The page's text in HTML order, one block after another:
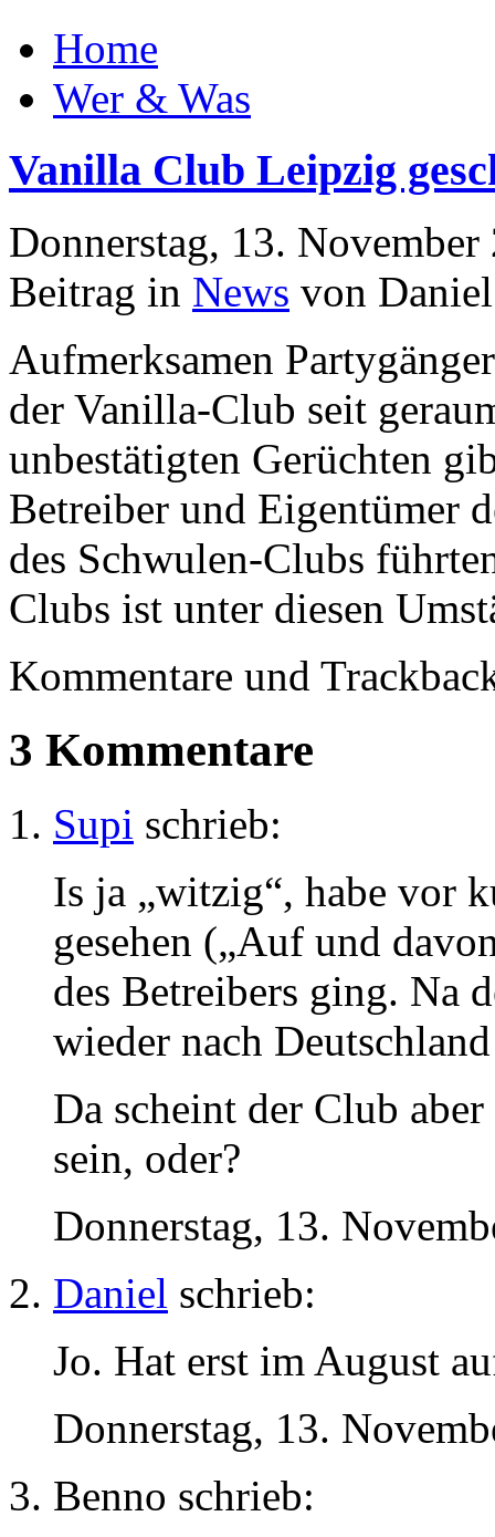
Home
Wer & Was
Vanilla Club Leipzig
Donnerstag, 13.
Beitrag in News von
Aufmerksamen
der Vanilla-Club seit
unbestätigten Gerüchten
Betreiber und Eigentümer
des Schwulen-Clubs
Clubs ist unter diesen
Kommentare und
3 Kommentare
Supi schrieb:
Is ja „witzig“, habe vor
gesehen („Auf und
des Betreibers ging. Na
wieder nach
Da scheint der Club
sein, oder?
Donnerstag, 13.
Daniel schrieb:
Jo. Hat erst im August
Donnerstag, 13.
Benno schrieb: